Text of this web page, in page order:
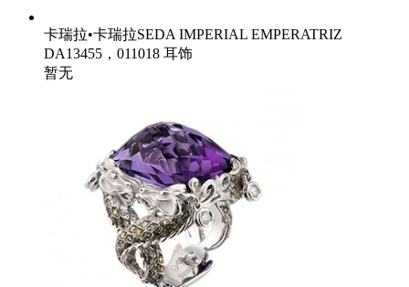
卡瑞拉•卡瑞拉SEDA IMPERIAL EMPERATRIZ
DA13455，011018 耳饰
暂无